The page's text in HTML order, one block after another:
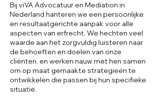
Bij viVA Advocatuur en Mediation in
Nederland hanteren we een persoonlijke
en resultaatgerichte aanpak voor alle
aspecten van erfrecht. We hechten veel
waarde aan het zorgvuldig luisteren naar
de behoeften en doelen van onze
cliënten, en werken nauw met hen samen
om op maat gemaakte strategieën te
ontwikkelen die passen bij hun specifieke
situatie.